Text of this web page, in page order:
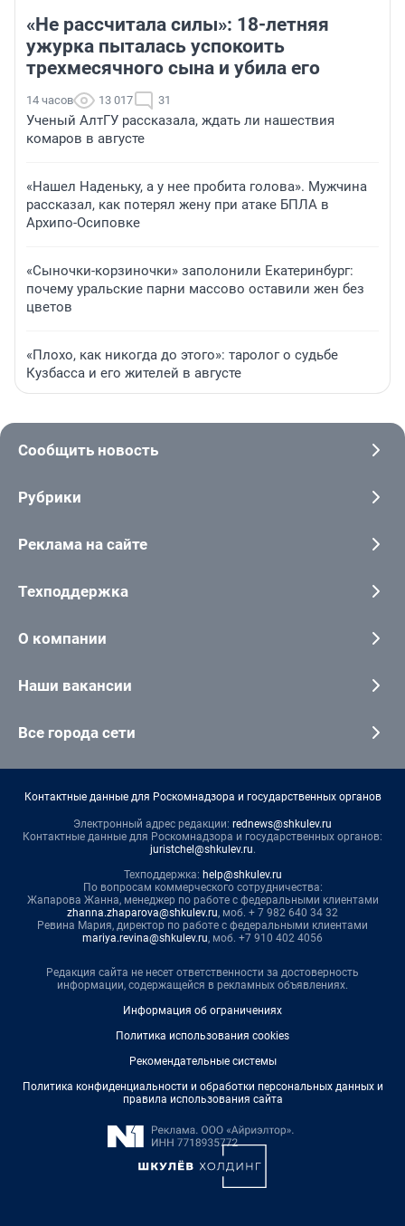
«Не рассчитала силы»: 18-летняя
ужурка пыталась успокоить
трехмесячного сына и убила его
14 часов 13 017 31
Ученый АлтГУ рассказала, ждать ли нашествия
комаров в августе
«Нашел Наденьку, а у нее пробита голова». Мужчина
рассказал, как потерял жену при атаке БПЛА в
Архипо-Осиповке
«Сыночки-корзиночки» заполонили Екатеринбург:
почему уральские парни массово оставили жен без
цветов
«Плохо, как никогда до этого»: таролог о судьбе
Кузбасса и его жителей в августе
Сообщить новость
Рубрики
Реклама на сайте
Техподдержка
О компании
Наши вакансии
Все города сети
Контактные данные для Роскомнадзора и государственных органов
Электронный адрес редакции: rednews@shkulev.ru
Контактные данные для Роскомнадзора и государственных органов:
juristchel@shkulev.ru.
Техподдержка: help@shkulev.ru
По вопросам коммерческого сотрудничества:
Жапарова Жанна, менеджер по работе с федеральными клиентами
zhanna.zhaparova@shkulev.ru, моб. + 7 982 640 34 32
Ревина Мария, директор по работе с федеральными клиентами
mariya.revina@shkulev.ru, моб. +7 910 402 4056
Редакция сайта не несет ответственности за достоверность
информации, содержащейся в рекламных объявлениях.
Информация об ограничениях
Политика использования cookies
Рекомендательные системы
Политика конфиденциальности и обработки персональных данных и
правила использования сайта